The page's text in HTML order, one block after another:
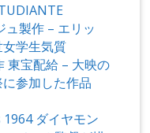
ュ製作 – エリッ
学生気質
東宝配給 – 大映の
参加した作品
ダイヤモン